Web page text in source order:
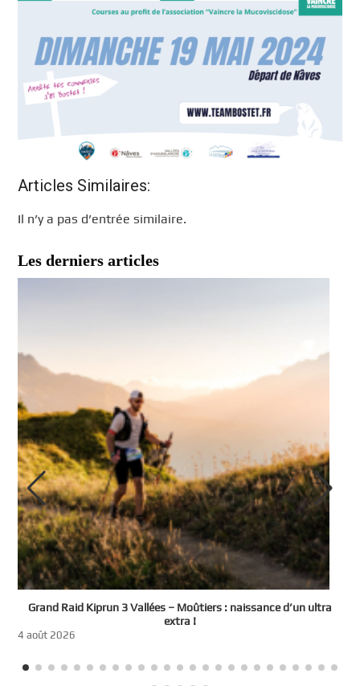
Articles Similaires:
Il n’y a pas d’entrée similaire.
Les derniers articles
Grand Raid Kiprun 3 Vallées – Moûtiers : naissance d’un ultra
extra !
4 août 2026